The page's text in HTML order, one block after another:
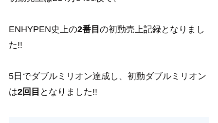
ENHYPEN史上の2番目 の初動売上記録となりまし
た!!
5日でダブルミリオン達成し、初動ダブルミリオン
は2回目 となりました!!